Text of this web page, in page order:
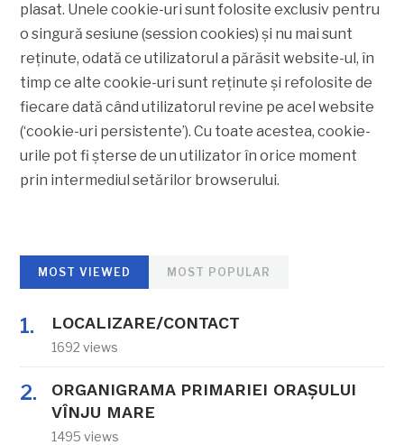
plasat. Unele cookie-uri sunt folosite exclusiv pentru
o singură sesiune (session cookies) şi nu mai sunt
reţinute, odată ce utilizatorul a părăsit website-ul, în
timp ce alte cookie-uri sunt reţinute şi refolosite de
fiecare dată când utilizatorul revine pe acel website
(‘cookie-uri persistente’). Cu toate acestea, cookie-
urile pot fi şterse de un utilizator în orice moment
prin intermediul setărilor browserului.
MOST VIEWED MOST POPULAR
LOCALIZARE/CONTACT
1692 views
ORGANIGRAMA PRIMARIEI ORAŞULUI
VÎNJU MARE
1495 views